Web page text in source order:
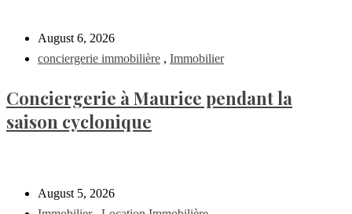
August 6, 2026
conciergerie immobilière , Immobilier
Conciergerie à Maurice pendant la
saison cyclonique
August 5, 2026